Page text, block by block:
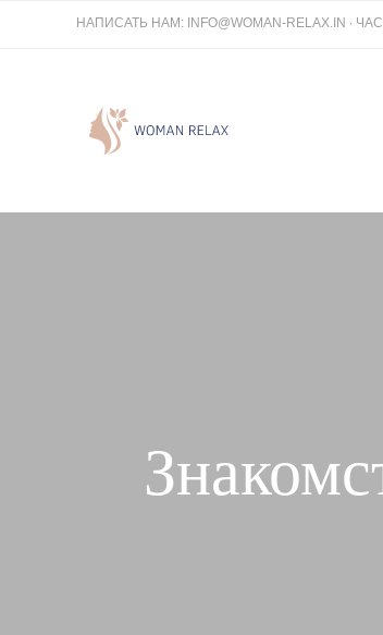
НАПИСАТЬ НАМ: INFO@WOMAN-RELAX.IN ∙